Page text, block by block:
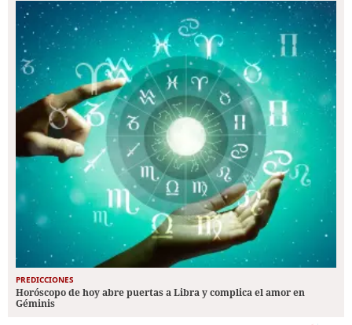
PREDICCIONES
Horóscopo de hoy abre puertas a Libra y complica el amor en
Géminis